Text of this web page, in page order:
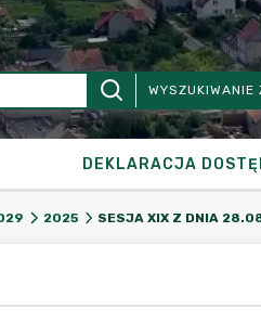
WYSZUKIWANIE
DEKLARACJA
2025 SESJA XIX Z DNIA